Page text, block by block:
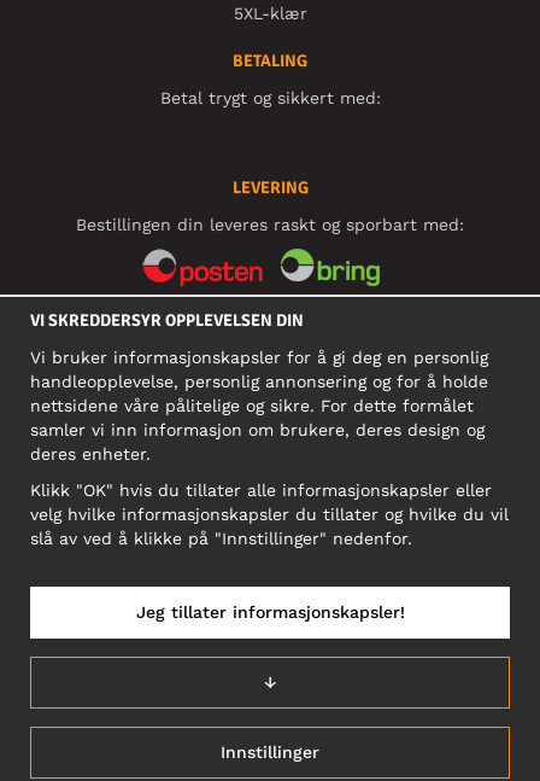
5XL-klær
BETALING
Betal trygt og sikkert med:
LEVERING
Bestillingen din leveres raskt og sporbart med:
SOSIALE MEDIER
BEDRIFT
911 891 581 MVA
NB! Ikke bruk denne adressen til å sende produkter i retur!
NORGE/NORSK
VI SKREDDERSYR OPPLEVELSEN DIN
Vi bruker informasjonskapsler for å gi deg en personlig
handleopplevelse, personlig annonsering og for å holde
nettsidene våre pålitelige og sikre. For dette formålet
samler vi inn informasjon om brukere, deres design og
deres enheter.
Klikk "OK" hvis du tillater alle informasjonskapsler eller
velg hvilke informasjonskapsler du tillater og hvilke du vil
slå av ved å klikke på "Innstillinger" nedenfor.
Innstillinger
↓
Jeg tillater informasjonskapsler!